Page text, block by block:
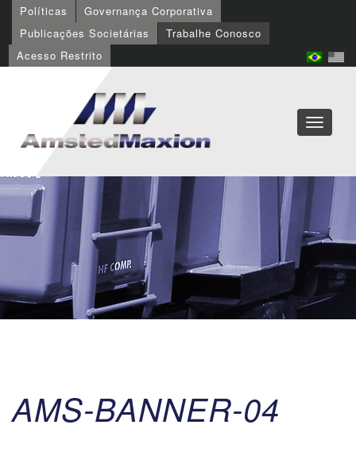
Políticas
Governança Corporativa
Publicações Societárias
Trabalhe Conosco
Acesso Restrito
AMS-BANNER-04